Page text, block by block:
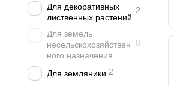
Для декоративных
лиственных растений
2
Для земель
несельскохозяйствен
ного назначения
0
Для земляники 2